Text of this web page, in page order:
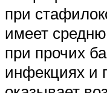
при
имеет
при прочих
инфекциях и